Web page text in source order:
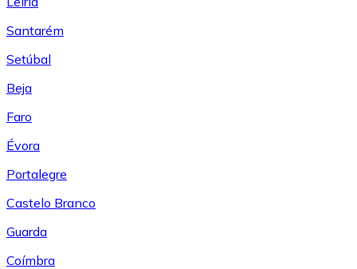
Santarém
Setúbal
Beja
Faro
Évora
Portalegre
Castelo Branco
Guarda
Coímbra